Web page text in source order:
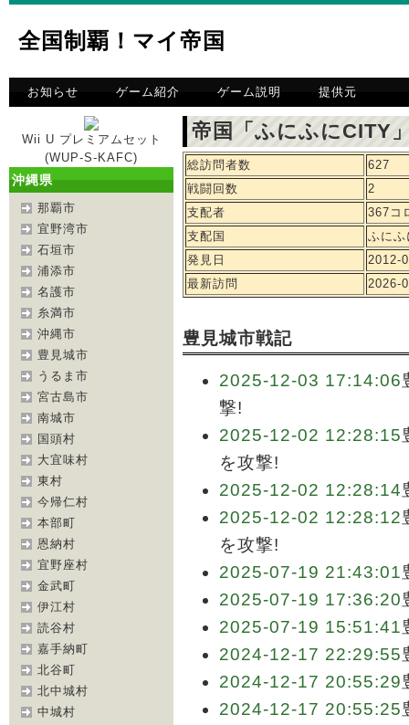
全国制覇！マイ帝国
お知らせ ゲーム紹介 ゲーム説明 提供元
Wii U プレミアムセット
(WUP-S-KAFC)
沖縄県
那覇市
宜野湾市
石垣市
浦添市
名護市
糸満市
沖縄市
豊見城市
うるま市
宮古島市
南城市
国頭村
大宜味村
東村
今帰仁村
本部町
恩納村
宜野座村
金武町
伊江村
読谷村
嘉手納町
北谷町
北中城村
中城村
帝国「ふにふにCITY
総訪問者数
627
戦闘回数
2
支配者
367コ
支配国
ふに
発見日
2012-
最新訪問
2026-
豊見城市戦記
2025-12-03 17:14:06
撃!
2025-12-02 12:28:15
を攻撃!
2025-12-02 12:28:14
2025-12-02 12:28:12
を攻撃!
2025-07-19 21:43:01
2025-07-19 17:36:20
2025-07-19 15:51:41
2024-12-17 22:29:55
2024-12-17 20:55:29
2024-12-17 20:55:25